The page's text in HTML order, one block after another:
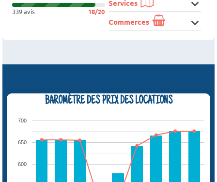
339 avis 18/20
Services
Commerces
BAROMÈTRE DES PRIX DES LOCATIONS
600
650
700